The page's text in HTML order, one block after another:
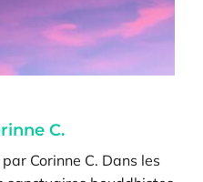
C.
Corinne C. Dans les